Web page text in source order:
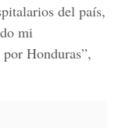
del país,
mi
Honduras”,